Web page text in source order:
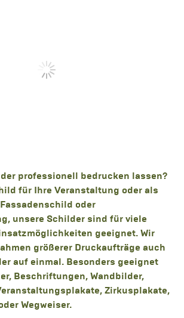
professionell bedrucken lassen?
für Ihre Veranstaltung oder als
oder
unsere Schilder sind für viele
geeignet. Wir
größerer Druckaufträge auch
auf einmal. Besonders geeignet
Beschriftungen, Wandbilder,
Zirkusplakate,
Wegweiser.